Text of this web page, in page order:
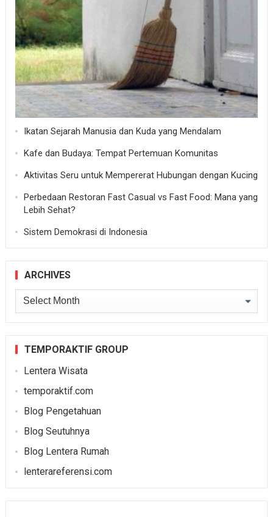
Ikatan Sejarah Manusia dan Kuda yang Mendalam
Kafe dan Budaya: Tempat Pertemuan Komunitas
Aktivitas Seru untuk Mempererat Hubungan dengan Kucing
Perbedaan Restoran Fast Casual vs Fast Food: Mana yang
Lebih Sehat?
Sistem Demokrasi di Indonesia
ARCHIVES
Archives
TEMPORAKTIF GROUP
Lentera Wisata
temporaktif.com
Blog Pengetahuan
Blog Seutuhnya
Blog Lentera Rumah
lenterareferensi.com